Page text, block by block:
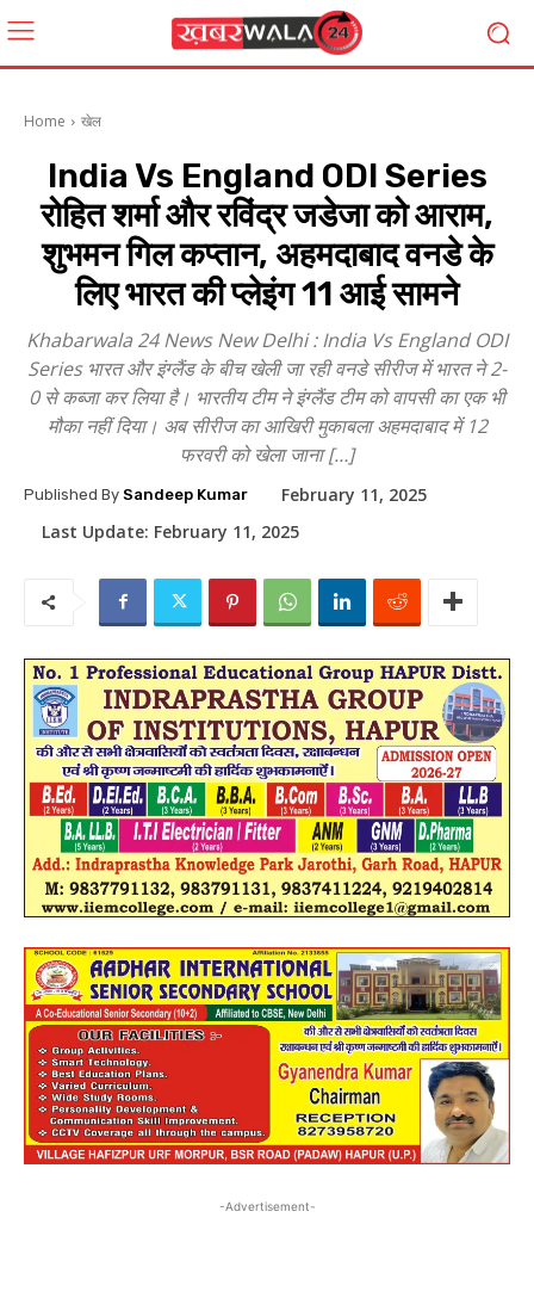
Home खेल
India Vs England ODI Series
रोहित शर्मा और रविंद्र जडेजा को आराम,
शुभमन गिल कप्तान, अहमदाबाद वनडे के
लिए भारत की प्लेइंग 11 आई सामने
Khabarwala 24 News New Delhi : India Vs England ODI
Series भारत और इंग्लैंड के बीच खेली जा रही वनडे सीरीज में भारत ने 2-
0 से कब्जा कर लिया है। भारतीय टीम ने इंग्लैंड टीम को वापसी का एक भी
मौका नहीं दिया। अब सीरीज का आखिरी मुकाबला अहमदाबाद में 12
फरवरी को खेला जाना […]
Published By Sandeep Kumar
February 11, 2025
Last Update: February 11, 2025
-Advertisement-